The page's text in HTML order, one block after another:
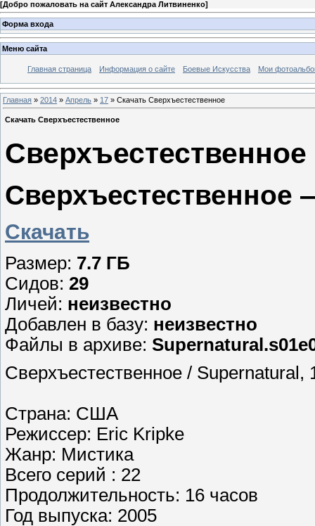
[Добро пожаловать на сайт Александра Литвиненко]
Форма входа
Меню сайта
Главная страница Информация о сайте Боевые Искусства Мои
Главная » 2014 » Апрель » 17 » Скачать Сверхъестественное
Скачать Сверхъестественное
Сверхъестественное
Сверхъестественное
Скачать
Размер: 7.7 ГБ
Сидов: 29
Личей: неизвестно
Добавлен в базу: неизвестно
Файлы в архиве:
Сверхъестественное / Supernatural,
Страна: США
Режиссер: Eric Kripke
Жанр: Мистика
Всего серий : 22
Продолжительность: 16 часов
Год выпуска: 2005